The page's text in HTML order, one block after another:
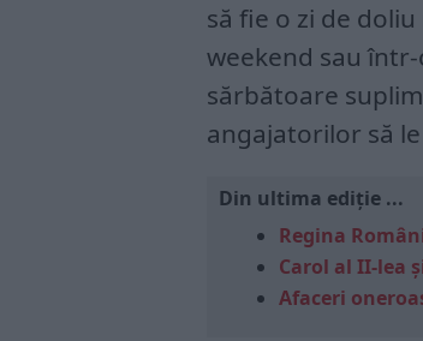
să fie o zi de
weekend sau
sărbătoare
angajatorilor să
Din ultima ediție ...
Regina
Carol al II-lea
Afaceri